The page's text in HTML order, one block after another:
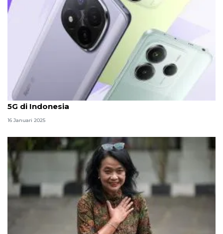
Spesifikasi dan perkiraan harga Redmi Note 14 Pro
5G di Indonesia
16 Januari 2025